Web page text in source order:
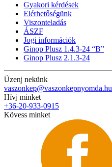
Gyakori kérdések
Elérhetőségünk
Viszonteladás
ÁSZF
Jogi információk
Ginop Plusz 1.4.3-24 “B”
Ginop Plusz 2.1.3-24
Üzenj nekünk
vaszonkep@vaszonkepnyomda.hu
Hívj minket
+36-20-933-0915
Kövess minket